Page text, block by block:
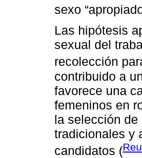
sexo
Las hipótesis
sexual del
recolección
contribuido a
favorece una
femeninos en
la selección
tradicionales y
candidatos (